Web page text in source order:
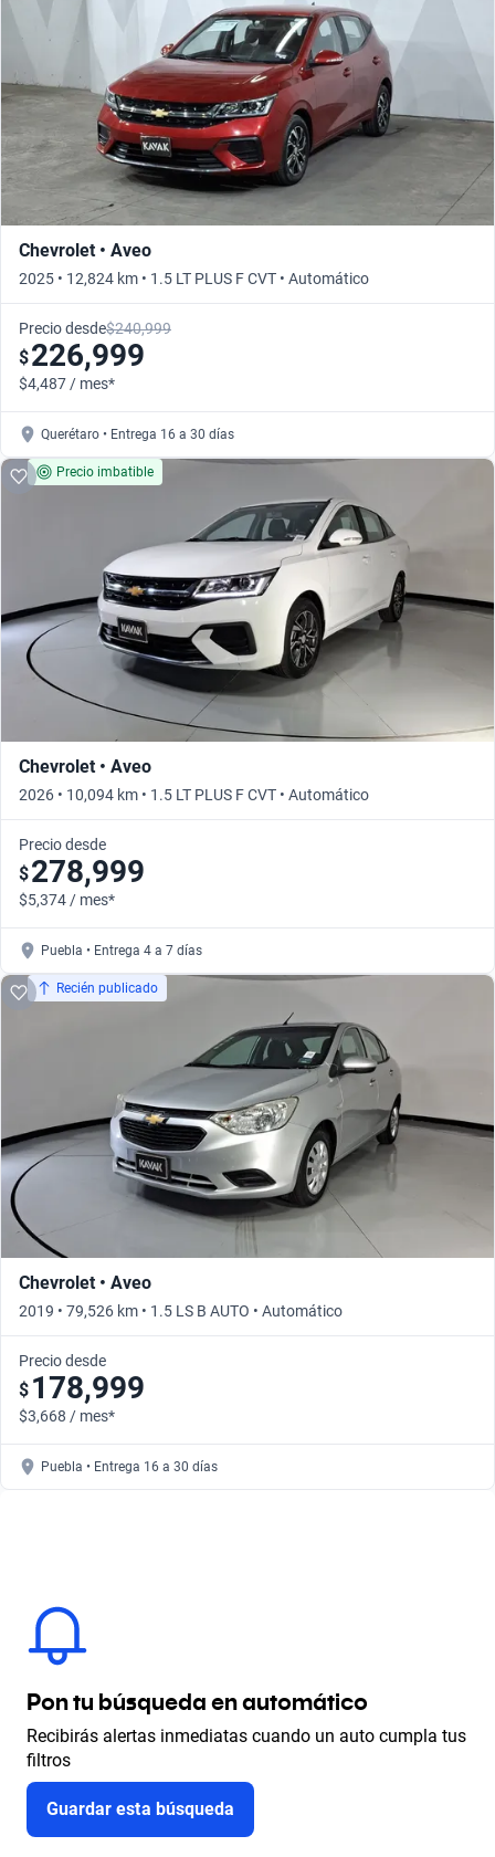
Chevrolet • Aveo
2025 • 12,824 km • 1.5 LT PLUS F CVT • Automático
Precio desde$240,999
$226,999
$4,487 / mes*
Querétaro • Entrega 16 a 30 días
Precio imbatible
Chevrolet • Aveo
2026 • 10,094 km • 1.5 LT PLUS F CVT • Automático
Precio desde
$278,999
$5,374 / mes*
Puebla • Entrega 4 a 7 días
Recién publicado
Chevrolet • Aveo
2019 • 79,526 km • 1.5 LS B AUTO • Automático
Precio desde
$ 178,999
$3,668 / mes*
Puebla • Entrega 16 a 30 días
Pon tu búsqueda en automático
Recibirás alertas inmediatas cuando un auto cumpla tus
filtros
Guardar esta búsqueda